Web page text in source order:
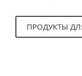
ПРОДУКТЫ